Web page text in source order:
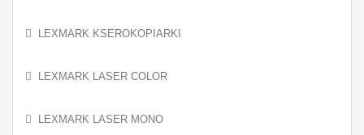
LEXMARK KSEROKOPIARKI
LEXMARK LASER COLOR
LEXMARK LASER MONO